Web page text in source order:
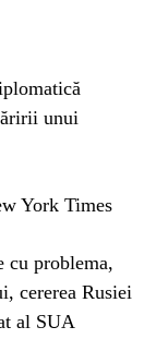
unui
York Times
cu problema,
cererea Rusiei
al SUA